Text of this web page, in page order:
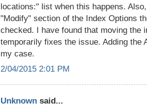
locations:" list when this happens.
"Modify" section of the Index Options
checked. I have found that moving the
temporarily fixes the issue. Adding the
my case.
2/04/2015 2:01 PM
Unknown said...